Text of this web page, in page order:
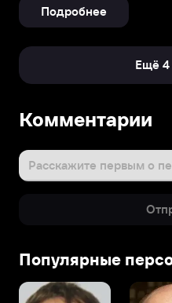
Подробнее
Ещё 4
Комментарии
Расскажите первым о
Популярные